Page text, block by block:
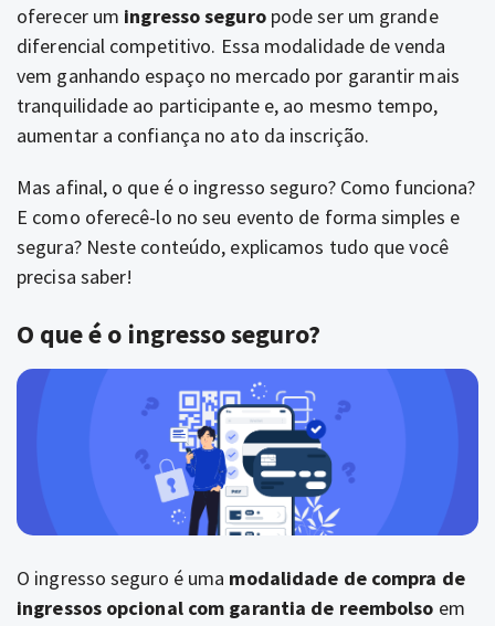
oferecer um ingresso seguropode ser um grande
diferencial competitivo. Essa modalidade de venda
vem ganhando espaço no mercado por garantir mais
tranquilidade ao participante e, ao mesmo tempo,
aumentar a confiança no ato da inscrição.
Mas afinal, o que é o ingresso seguro? Como funciona?
E como oferecê-lo no seu evento de forma simples e
segura? Neste conteúdo, explicamos tudo que você
precisa saber!
O que é o ingresso seguro?
O ingresso seguro é uma modalidade de compra de
ingressos opcional com garantia de reembolso em